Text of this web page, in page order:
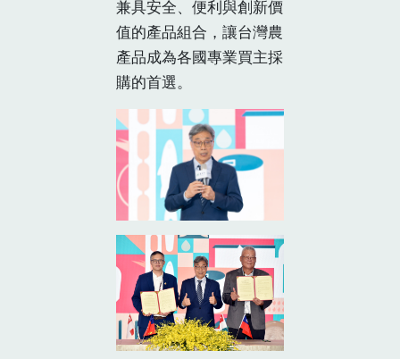
兼具安全、便利與創新價
值的產品組合，讓台灣農
產品成為各國專業買主採
購的首選。